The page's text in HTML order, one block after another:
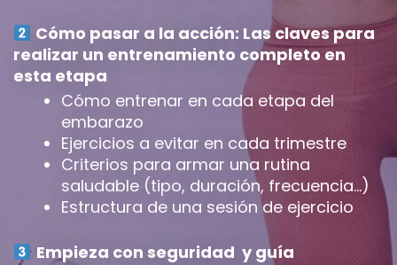
Cómo pasar a la acción: Las claves para
realizar un entrenamiento completo en
esta etapa
Cómo entrenar en cada etapa del
embarazo
Ejercicios a evitar en cada trimestre
Criterios para armar una rutina
saludable (tipo, duración, frecuencia…)
Estructura de una sesión de ejercicio
Empieza con seguridad y guía